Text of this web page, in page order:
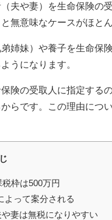
夫や妻）を生命保険の
無意味なケースがほとん
姉妹）や養子を生命保
うになります。
険の受取人に指定する
らです。この理由につ
枠は500万円
よって案分される
妻は無税になりやすい